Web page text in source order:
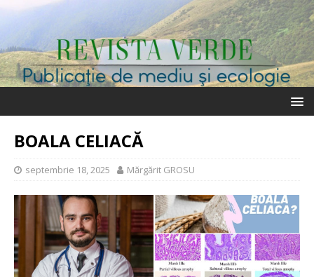
BOALA CELIACĂ
septembrie 18, 2025 Mărgărit GROSU